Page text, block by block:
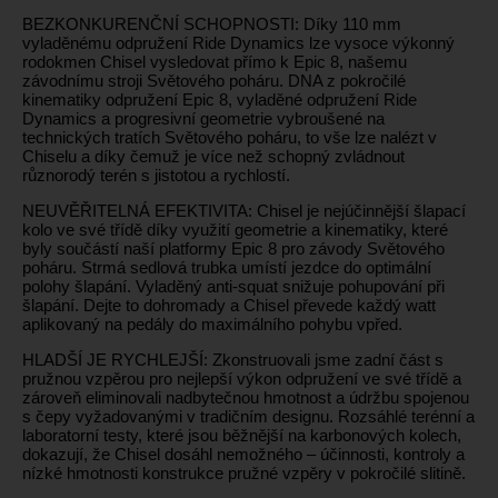
BEZKONKURENČNÍ SCHOPNOSTI: Díky 110 mm
vyladěnému odpružení Ride Dynamics lze vysoce výkonný
rodokmen Chisel vysledovat přímo k Epic 8, našemu
závodnímu stroji Světového poháru. DNA z pokročilé
kinematiky odpružení Epic 8, vyladěné odpružení Ride
Dynamics a progresivní geometrie vybroušené na
technických tratích Světového poháru, to vše lze nalézt v
Chiselu a díky čemuž je více než schopný zvládnout
různorodý terén s jistotou a rychlostí.
NEUVĚŘITELNÁ EFEKTIVITA: Chisel je nejúčinnější šlapací
kolo ve své třídě díky využití geometrie a kinematiky, které
byly součástí naší platformy Epic 8 pro závody Světového
poháru. Strmá sedlová trubka umístí jezdce do optimální
polohy šlapání. Vyladěný anti-squat snižuje pohupování při
šlapání. Dejte to dohromady a Chisel převede každý watt
aplikovaný na pedály do maximálního pohybu vpřed.
HLADŠÍ JE RYCHLEJŠÍ: Zkonstruovali jsme zadní část s
pružnou vzpěrou pro nejlepší výkon odpružení ve své třídě a
zároveň eliminovali nadbytečnou hmotnost a údržbu spojenou
s čepy vyžadovanými v tradičním designu. Rozsáhlé terénní a
laboratorní testy, které jsou běžnější na karbonových kolech,
dokazují, že Chisel dosáhl nemožného – účinnosti, kontroly a
nízké hmotnosti konstrukce pružné vzpěry v pokročilé slitině.